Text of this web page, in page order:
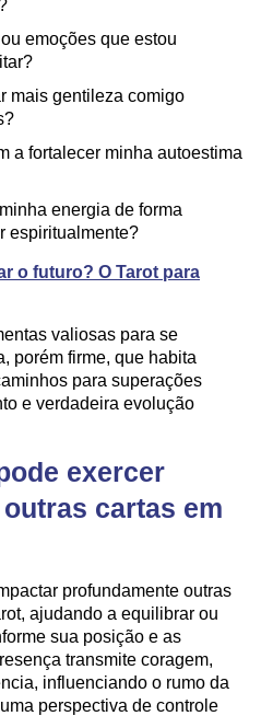
emoções que estou
mais gentileza comigo
a fortalecer minha autoestima
energia de forma
espiritualmente?
o futuro? O Tarot para
valiosas para se
porém firme, que habita
para superações
e verdadeira evolução
exercer
cartas em
profundamente outras
ajudando a equilibrar ou
sua posição e as
transmite coragem,
influenciando o rumo da
perspectiva de controle